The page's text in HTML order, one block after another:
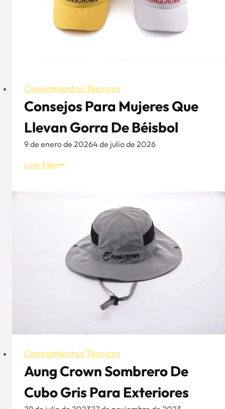
Conocimientos Técnicos
Consejos Para Mujeres Que
Llevan Gorra De Béisbol
9 de enero de 20264 de julio de 2026
Leer MásConsejos
béisbol
Conocimientos Técnicos
Aung Crown Sombrero De
Cubo Gris Para Exteriores